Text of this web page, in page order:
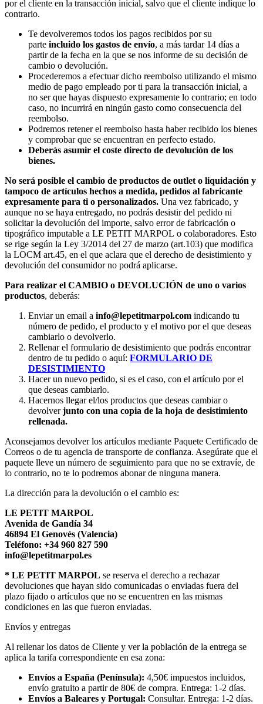
por el cliente en la transacción inicial, salvo que el cliente indique lo
contrario.
Te devolveremos todos los pagos recibidos por su
parte incluido los gastos de envío, a más tardar 14 días a
partir de la fecha en la que se nos informe de su decisión de
cambio o devolución.
Procederemos a efectuar dicho reembolso utilizando el mismo
medio de pago empleado por ti para la transacción inicial, a
no ser que hayas dispuesto expresamente lo contrario; en todo
caso, no incurrirá en ningún gasto como consecuencia del
reembolso.
Podremos retener el reembolso hasta haber recibido los bienes
y comprobar que se encuentran en perfecto estado.
Deberás asumir el coste directo de devolución de los
bienes.
No será posible el cambio de productos de outlet o liquidación y
tampoco de artículos hechos a medida, pedidos al fabricante
expresamente para ti o personalizados. Una vez fabricado, y
aunque no se haya entregado, no podrás desistir del pedido ni
solicitar la devolución del importe, salvo error de fabricación o
tipográfico imputable a LE PETIT MARPOL o colaboradores. Esto
se rige según la Ley 3/2014 del 27 de marzo (art.103) que modifica
la LOCM art.45, en el que aclara que el derecho de desistimiento y
devolución del consumidor no podrá aplicarse.
Para realizar el CAMBIO o DEVOLUCIÓN de uno o varios
productos, deberás:
Enviar un email a info@lepetitmarpol.com indicando tu
número de pedido, el producto y el motivo por el que deseas
cambiarlo o devolverlo.
Rellenar el formulario de desistimiento que podrás encontrar
dentro de tu pedido o aquí: FORMULARIO DE
DESISTIMIENTO
Hacer un nuevo pedido, si es el caso, con el artículo por el
que deseas cambiarlo.
Hacernos llegar el/los productos que deseas cambiar o
devolverjunto con una copia de la hoja de desistimiento
rellenada.
Aconsejamos devolver los artículos mediante Paquete Certificado de
Correos o de tu agencia de transporte de confianza. Asegúrate que el
paquete lleve un número de seguimiento para que no se extravíe, de
lo contrario, no te lo podremos abonar de ninguna manera.
La dirección para la devolución o el cambio es:
LE PETIT MARPOL
Avenida de Gandía 34
46894 El Genovés (Valencia)
Teléfono: +34 960 827 590
info@lepetitmarpol.es
* LE PETIT MARPOL se reserva el derecho a rechazar
devoluciones que hayan sido comunicadas o enviadas fuera del
plazo fijado o artículos que no se encuentren en las mismas
condiciones en las que fueron enviadas.
Envíos y entregas
Al rellenar los datos de Cliente y ver la población de la entrega se
aplica la tarifa correspondiente en esa zona:
Envíos a España (Península): 4,50€ impuestos incluidos,
envío gratuito a partir de 80€ de compra. Entrega: 1-2 días.
Envíos a Baleares y Portugal: Consultar. Entrega: 1-2 días.